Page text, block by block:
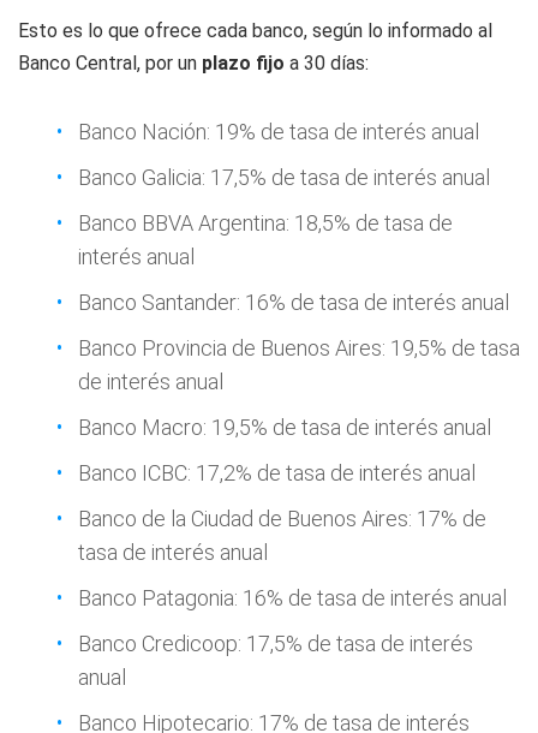
Esto es lo que ofrece cada banco, según lo informado al
Banco Central, por un plazo fijo a 30 días:
Banco Nación: 19% de tasa de interés anual
Banco Galicia: 17,5% de tasa de interés anual
Banco BBVA Argentina: 18,5% de tasa de
interés anual
Banco Santander: 16% de tasa de interés anual
Banco Provincia de Buenos Aires: 19,5% de tasa
de interés anual
Banco Macro: 19,5% de tasa de interés anual
Banco ICBC: 17,2% de tasa de interés anual
Banco de la Ciudad de Buenos Aires: 17% de
tasa de interés anual
Banco Patagonia: 16% de tasa de interés anual
Banco Credicoop: 17,5% de tasa de interés
anual
Banco Hipotecario: 17% de tasa de interés